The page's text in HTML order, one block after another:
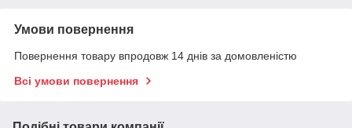
Умови повернення
Повернення товару впродовж 14 днів за домовленістю
Всі умови повернення